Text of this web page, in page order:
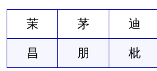
茉 茅 迪
昌 朋 枇